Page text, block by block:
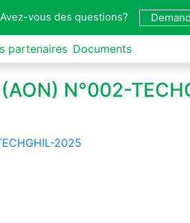
Avez-vous des questions?
partenaires Documents
N°002-
2025